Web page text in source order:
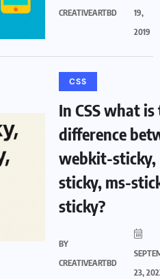
CREATIVEARTBD
19,
2019
CSS
In CSS what
difference
webkit-sticky,
sticky, ms-
sticky?
BY
CREATIVEARTBD
23,